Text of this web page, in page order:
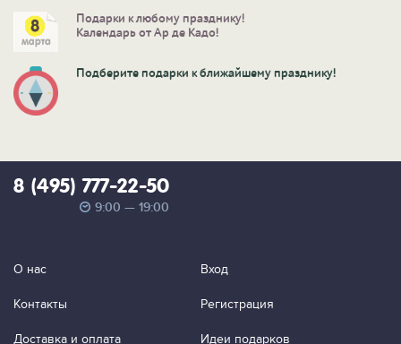
Подарки к любому празднику!
Календарь от Ар де Кадо!
Подберите подарки к ближайшему празднику!
8 (495) 777-22-50
9:00 — 19:00
О нас
Контакты
Доставка и оплата
Вход
Регистрация
Идеи подарков